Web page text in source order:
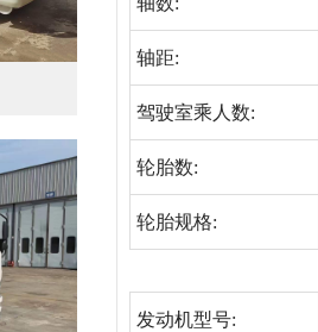
轴距:
驾驶室乘人数:
轮胎数:
轮胎规格:
发动机型号: